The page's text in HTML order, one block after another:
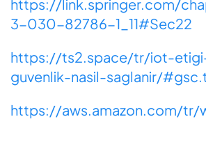
https://link.springer.com/
3-030-82786-1_11#Sec22
https://ts2.space/tr/iot-
guvenlik-nasil-saglanir/
https://aws.amazon.com/